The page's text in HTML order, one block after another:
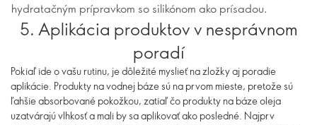
hydratačným prípravkom so silikónom ako prísadou.
5. Aplikácia produktov v nesprávnom
poradí
Pokiaľ ide o vašu rutinu, je dôležité myslieť na zložky aj poradie
aplikácie. Produkty na vodnej báze sú na prvom mieste, pretože sú
ľahšie absorbované pokožkou, zatiaľ čo produkty na báze oleja
uzatvárajú vlhkosť a mali by sa aplikovať ako posledné. Najprv